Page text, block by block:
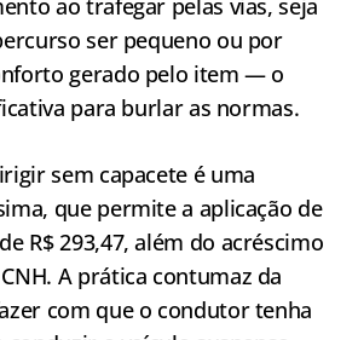
ao trafegar pelas vias, seja
ser pequeno ou por
gerado pelo item — o
para burlar as normas.
sem capacete é uma
que permite a aplicação de
R$ 293,47, além do acréscimo
A prática contumaz da
com que o condutor tenha